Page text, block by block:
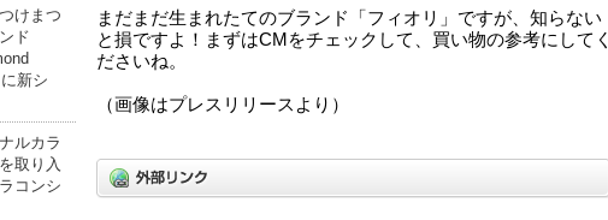
けまつ
ド
新シ
ルカラ
取り入
コンシ
まだまだ生まれたてのブランド「フィオリ」ですが、知らない
と損ですよ！まずはCMをチェックして、買い物の参考にしてく
ださいね。
（画像はプレスリリースより）